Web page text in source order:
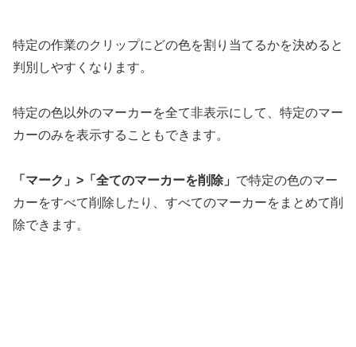
特定の作業のクリップにどの色を割り当てるかを決めると
判別しやすくなります。
特定の色以外のマーカーを全て非表示にして、特定のマー
カーのみを表示することもできます。
「マーク」>「全てのマーカーを削除」 で特定の色のマー
カーをすべて削除したり、すべてのマーカーをまとめて削
除できます。